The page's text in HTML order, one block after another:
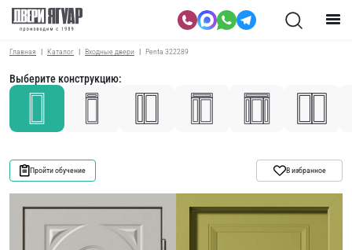
Главная Каталог Входные двери Penta 322289
Выберите конструкцию:
Пройти обучение В избранное